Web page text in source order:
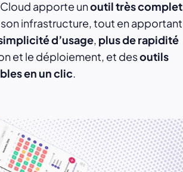
apporte unoutil très complet
infrastructure, tout en apportant
d’usage, plus de rapidité
et le déploiement, et desoutils
en un clic.